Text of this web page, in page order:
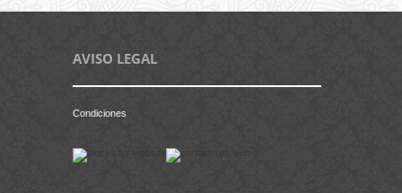
AVISO LEGAL
Condiciones